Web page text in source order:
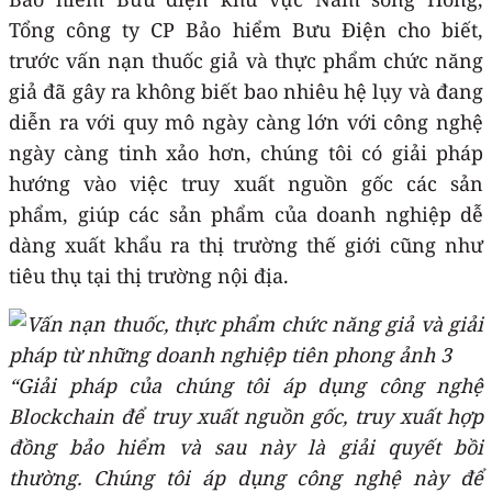
Tổng công ty CP Bảo hiểm Bưu Điện cho biết,
trước vấn nạn thuốc giả và thực phẩm chức năng
giả đã gây ra không biết bao nhiêu hệ lụy và đang
diễn ra với quy mô ngày càng lớn với công nghệ
ngày càng tinh xảo hơn, chúng tôi có giải pháp
hướng vào việc truy xuất nguồn gốc các sản
phẩm, giúp các sản phẩm của doanh nghiệp dễ
dàng xuất khẩu ra thị trường thế giới cũng như
tiêu thụ tại thị trường nội địa.
“Giải pháp của chúng tôi áp dụng công nghệ
Blockchain để truy xuất nguồn gốc, truy xuất hợp
đồng bảo hiểm và sau này là giải quyết bồi
thường. Chúng tôi áp dụng công nghệ này để